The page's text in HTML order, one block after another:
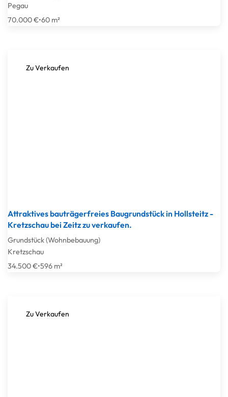
Pegau
70.000 €•60 m²
Zu Verkaufen
Attraktives bauträgerfreies Baugrundstück in Hollsteitz -
Kretzschau bei Zeitz zu verkaufen.
Grundstück (Wohnbebauung)
Kretzschau
34.500 €•596 m²
Zu Verkaufen